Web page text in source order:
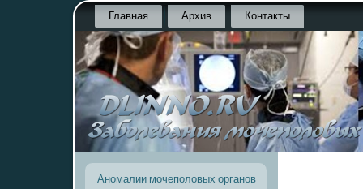
Главная Архив Контакты
Аномалии мочеполовых органов